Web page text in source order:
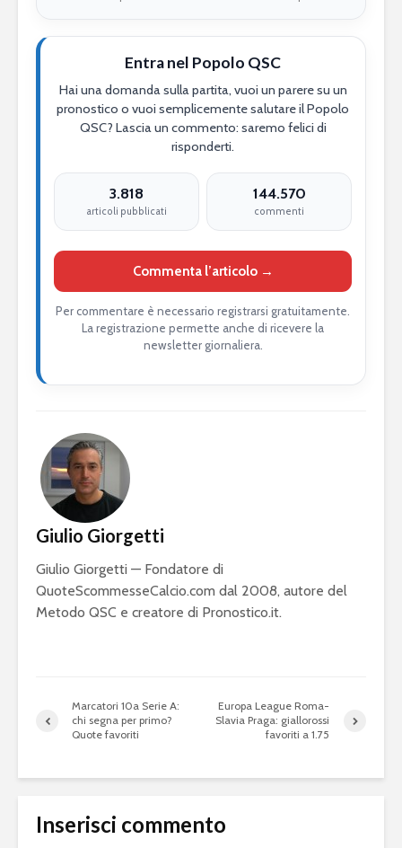
Entra nel Popolo QSC
Hai una domanda sulla partita, vuoi un parere su un
pronostico o vuoi semplicemente salutare il Popolo
QSC? Lascia un commento: saremo felici di
risponderti.
3.818
articoli pubblicati
144.570
commenti
Commenta l’articolo →
Per commentare è necessario registrarsi gratuitamente.
La registrazione permette anche di ricevere la
newsletter giornaliera.
Giulio Giorgetti
Giulio Giorgetti — Fondatore di
QuoteScommesseCalcio.com dal 2008, autore del
Metodo QSC e creatore di Pronostico.it.
Marcatori 10a Serie A:
chi segna per primo?
Quote favoriti
Europa League Roma-
Slavia Praga: giallorossi
favoriti a 1.75
Inserisci commento